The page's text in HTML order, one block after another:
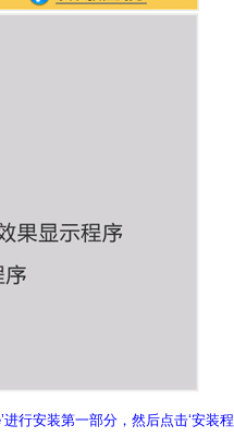
行安装第一部分，然后点击‘安装程